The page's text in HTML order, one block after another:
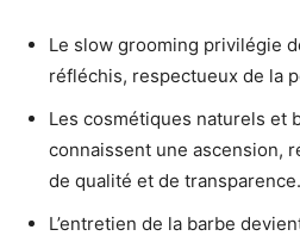
Le slow grooming privilégie
réfléchis, respectueux de la
Les cosmétiques naturels et
connaissent une ascension,
de qualité et de transparence.
L’entretien de la barbe